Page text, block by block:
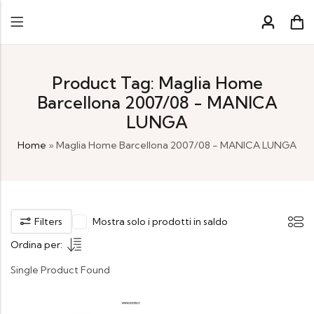
Product Tag: Maglia Home
Barcellona 2007/08 - MANICA
LUNGA
Home » Maglia Home Barcellona 2007/08 - MANICA LUNGA
Filters
Mostra solo i prodotti in saldo
Ordina per:
Single Product Found